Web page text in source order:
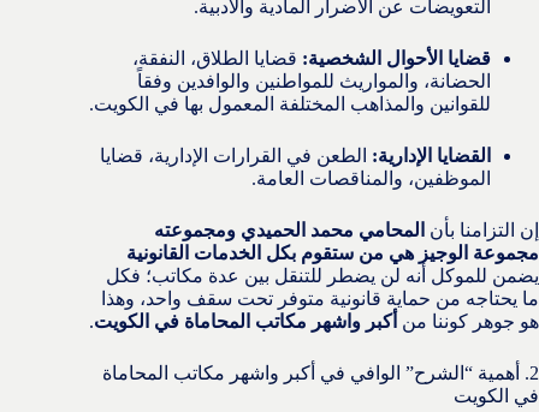
التعويضات عن الأضرار المادية والأدبية.
قضايا الأحوال الشخصية: قضايا الطلاق، النفقة،
الحضانة، والمواريث للمواطنين والوافدين وفقاً
للقوانين والمذاهب المختلفة المعمول بها في الكويت.
القضايا الإدارية: الطعن في القرارات الإدارية، قضايا
الموظفين، والمناقصات العامة.
إن التزامنا بأن المحامي محمد الحميدي ومجموعته
مجموعة الوجيز هي من ستقوم بكل الخدمات القانونية
يضمن للموكل أنه لن يضطر للتنقل بين عدة مكاتب؛ فكل
ما يحتاجه من حماية قانونية متوفر تحت سقف واحد، وهذا
هو جوهر كوننا من أكبر واشهر مكاتب المحاماة في الكويت.
2. أهمية “الشرح” الوافي في أكبر واشهر مكاتب المحاماة
في الكويت